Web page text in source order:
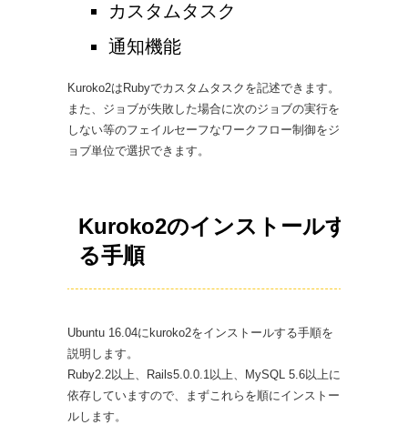
カスタムタスク
通知機能
Kuroko2はRubyでカスタムタスクを記述できます。
また、ジョブが失敗した場合に次のジョブの実行を
しない等のフェイルセーフなワークフロー制御をジ
ョブ単位で選択できます。
Kuroko2のインストールす
る手順
Ubuntu 16.04にkuroko2をインストールする手順を
説明します。
Ruby2.2以上、Rails5.0.0.1以上、MySQL 5.6以上に
依存していますので、まずこれらを順にインストー
ルします。